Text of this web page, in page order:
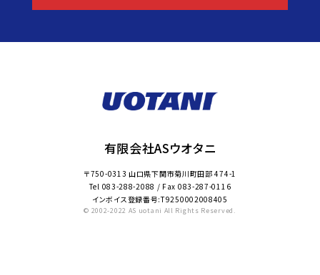
有限会社ASウオタニ
〒750-0313 山口県下関市菊川町田部 474-1
Tel 083-288-2088 / Fax 083-287-0116
インボイス登録番号:T9250002008405
© 2002-2022 AS uotani All Rights Reserved.